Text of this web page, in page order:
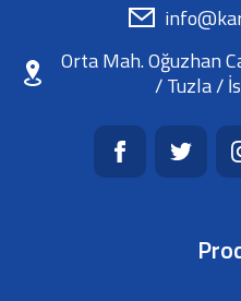
Orta Mah. Oğuzhan
/ Tuzla /